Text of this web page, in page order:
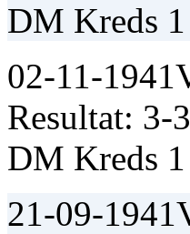
DM Kreds
02-11-1941
Resultat: 3-3
DM Kreds
21-09-1941